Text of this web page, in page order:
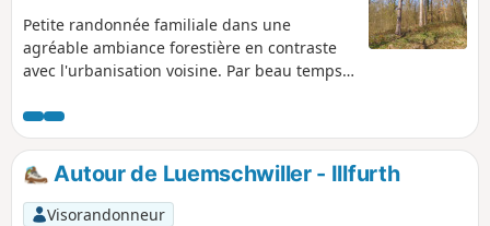
Petite randonnée familiale dans une
agréable ambiance forestière en contraste
avec l'urbanisation voisine. Par beau temps,
agrémenteront la journée. En saisons
humides, les chemins sont souvent boueux
ou encombrés par la végétation, d'autres
défoncés en raison de l'activité forestière.
Autour de Luemschwiller - Illfurth
Visorandonneur